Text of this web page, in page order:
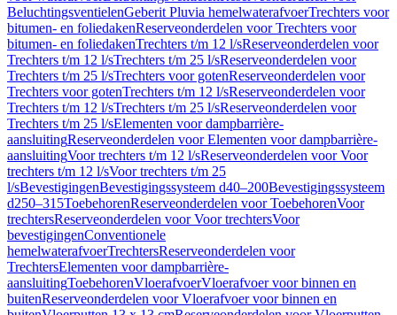
BeluchtingsventielenGeberit Pluvia hemelwaterafvoerTrechters voor
bitumen- en foliedakenReserveonderdelen voor Trechters voor
bitumen- en foliedakenTrechters t/m 12 l/sReserveonderdelen voor
Trechters t/m 12 l/sTrechters t/m 25 l/sReserveonderdelen voor
Trechters t/m 25 l/sTrechters voor gotenReserveonderdelen voor
Trechters voor gotenTrechters t/m 12 l/sReserveonderdelen voor
Trechters t/m 12 l/sTrechters t/m 25 l/sReserveonderdelen voor
Trechters t/m 25 l/sElementen voor dampbarrière-
aansluitingReserveonderdelen voor Elementen voor dampbarrière-
aansluitingVoor trechters t/m 12 l/sReserveonderdelen voor Voor
trechters t/m 12 l/sVoor trechters t/m 25
l/sBevestigingenBevestigingssysteem d40–200Bevestigingssysteem
d250–315ToebehorenReserveonderdelen voor ToebehorenVoor
trechtersReserveonderdelen voor Voor trechtersVoor
bevestigingenConventionele
hemelwaterafvoerTrechtersReserveonderdelen voor
TrechtersElementen voor dampbarrière-
aansluitingToebehorenVloerafvoerVloerafvoer voor binnen en
buitenReserveonderdelen voor Vloerafvoer voor binnen en